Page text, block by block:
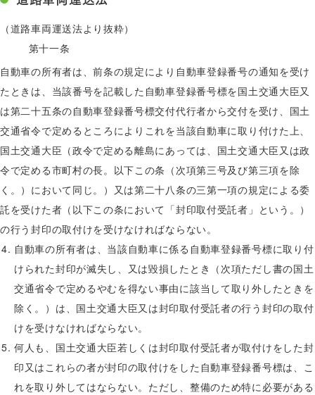
（道路車両運送法より抜粋）
第十一条
自動車の所有者は、前条の規定により自動車登録番号の通知を受け
たときは、当該番号を記載した自動車登録番号標を国土交通大臣又
は第二十五条の自動車登録番号標交付代行者から交付を受け、国土
交通省令で定めるところによりこれを当該自動車に取り付けた上、
国土交通大臣（政令で定める離島にあっては、国土交通大臣又は政
令で定める市町村の長。以下この条（次項第三号及び第三項を除
く。）において同じ。）又は第二十八条の三第一項の規定による委
託を受けた者（以下この条において「封印取付受託者」という。）
の行う封印の取付けを受けなければならない。
自動車の所有者は、当該自動車に係る自動車登録番号標に取り付
けられた封印が滅失し、又は毀損したとき（次項ただし書の国土
交通省令で定めるやむを得ない事由に該当して取り外したときを
除く。）は、国土交通大臣又は封印取付受託者の行う封印の取付
けを受けなければならない。
何人も、国土交通大臣若しくは封印取付受託者が取付けをした封
印又はこれらの者が封印の取付けをした自動車登録番号標は、こ
れを取り外してはならない。ただし、整備のため特に必要がある